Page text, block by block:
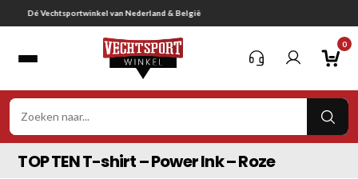
naar
Gratis verzending vanaf € 75,-
0
TOP TEN T-shirt – Power Ink – Roze